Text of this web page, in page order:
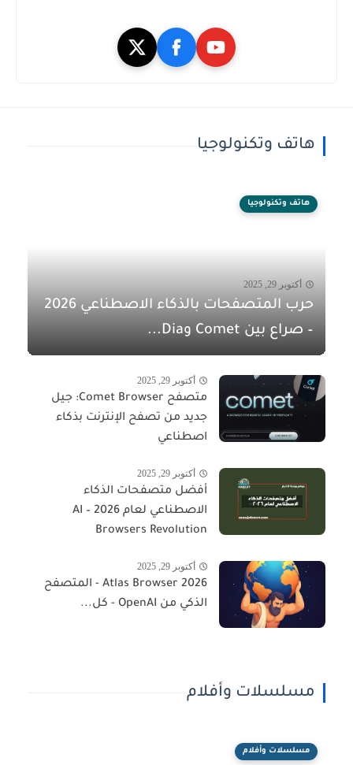
هاتف وتكنولوجيا
هاتف وتكنولوجيا
أكتوبر 29, 2025
حرب المتصفحات بالذكاء الاصطناعي 2026
– صراع بين Comet وDia...
أكتوبر 29, 2025
متصفح Comet Browser: جيل
جديد من تصفح الإنترنت بذكاء
اصطناعي
أكتوبر 29, 2025
أفضل متصفحات الذكاء
الاصطناعي لعام 2026 – AI
Browsers Revolution
أكتوبر 29, 2025
Atlas Browser 2026 - المتصفح
الذكي من OpenAI - كل...
مسلسلات وأفلام
مسلسلات وأفلام